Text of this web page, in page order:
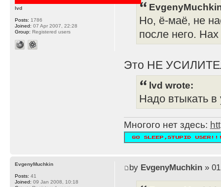
Но, ё-маё, не
после него.
Это НЕ
lvd wrote:
Надо втыкать в
Многого нет здесь:
lvd
Posts: 1786
Joined: 07 Apr 2007, 22:28
Group: Registered users
by EvgenyMuchkin» 01
EvgenyMuchkin
Posts: 41
Joined: 09 Jan 2008, 10:18